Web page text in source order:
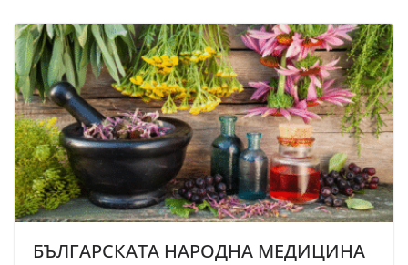
БЪЛГАРСКАТА НАРОДНА МЕДИЦИНА